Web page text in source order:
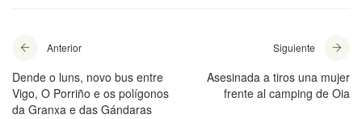
Anterior
Dende o luns, novo bus entre
Vigo, O Porriño e os polígonos
da Granxa e das Gándaras
Siguiente
Asesinada a tiros una mujer
frente al camping de Oia